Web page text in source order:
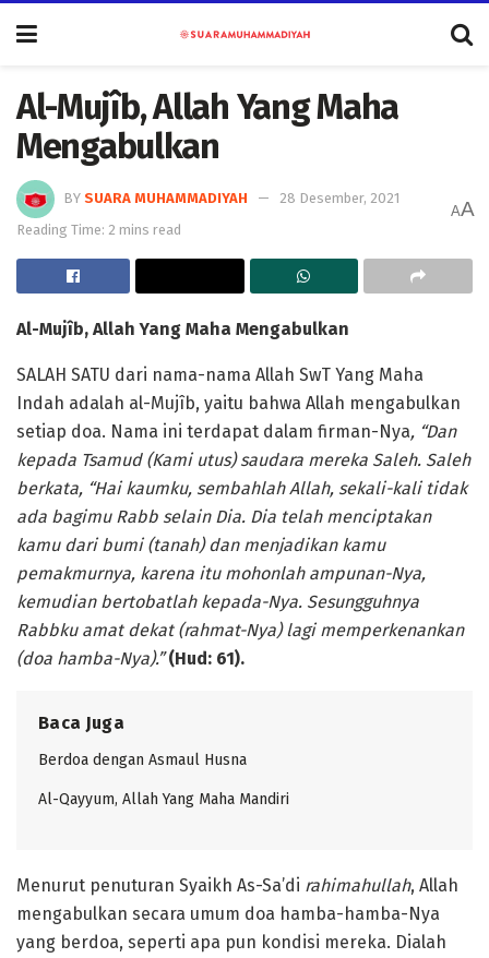
Al-Mujîb, Allah Yang Maha
Mengabulkan
BY SUARA MUHAMMADIYAH
28 Desember, 2021
Reading Time: 2 mins read
AA
Al-Mujîb, Allah Yang Maha Mengabulkan
SALAH SATU dari nama-nama Allah SwT Yang Maha
Indah adalah al-Mujîb, yaitu bahwa Allah mengabulkan
setiap doa. Nama ini terdapat dalam firman-Nya, “Dan
kepada Tsamud (Kami utus) saudara mereka Saleh. Saleh
berkata, “Hai kaumku, sembahlah Allah, sekali-kali tidak
ada bagimu Rabb selain Dia. Dia telah menciptakan
kamu dari bumi (tanah) dan menjadikan kamu
pemakmurnya, karena itu mohonlah ampunan-Nya,
kemudian bertobatlah kepada-Nya. Sesungguhnya
Rabbku amat dekat (rahmat-Nya) lagi memperkenankan
(doa hamba-Nya).”(Hud: 61).
Baca Juga
Berdoa dengan Asmaul Husna
Al-Qayyum, Allah Yang Maha Mandiri
Menurut penuturan Syaikh As-Sa’di rahimahullah, Allah
mengabulkan secara umum doa hamba-hamba-Nya
yang berdoa, seperti apa pun kondisi mereka. Dialah